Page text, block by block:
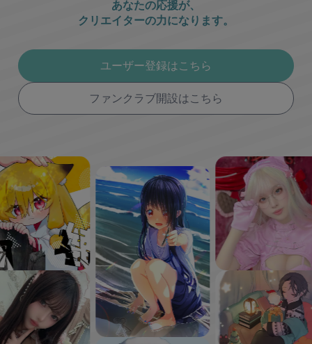
あなたの応援が、
クリエイターの力になります。
ユーザー登録はこちら
ファンクラブ開設はこちら